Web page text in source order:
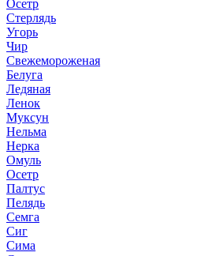
Осетр
Стерлядь
Угорь
Чир
Свежемороженая
Белуга
Ледяная
Ленок
Муксун
Нельма
Нерка
Омуль
Осетр
Палтус
Пелядь
Семга
Сиг
Сима